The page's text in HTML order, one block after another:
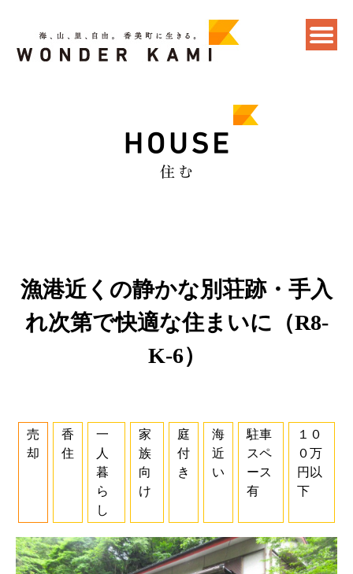
漁港近くの静かな別荘跡・手入
れ次第で快適な住まいに（R8-
K-6）
売
却
香
住
一
人
暮
ら
し
家
族
向
け
庭
付
き
海
近
い
駐車
スペ
ース
有
１０
０万
円以
下